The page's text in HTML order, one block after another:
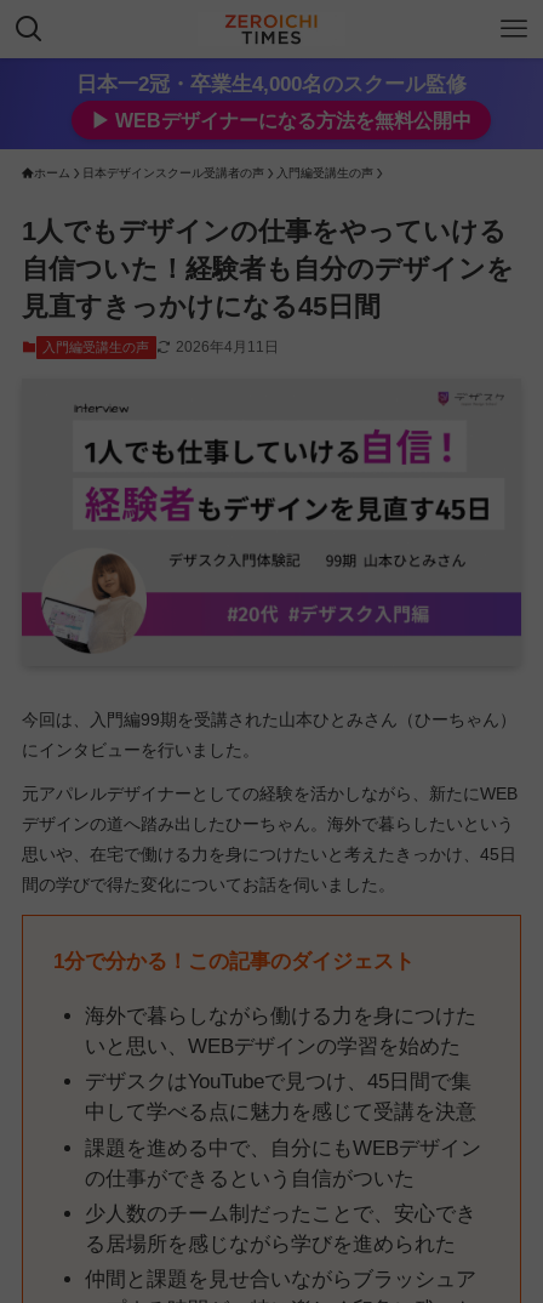
日本一2冠・卒業生4,000名のスクール監修
▶︎ WEBデザイナーになる方法を無料公開中
ホーム 日本デザインスクール受講者の声 入門編受講生の声
1人でもデザインの仕事をやっていける
自信ついた！経験者も自分のデザインを
見直すきっかけになる45日間
入門編受講生の声 2026年4月11日
今回は、入門編99期を受講された山本ひとみさん（ひーちゃん）
にインタビューを行いました。
元アパレルデザイナーとしての経験を活かしながら、新たにWEB
デザインの道へ踏み出したひーちゃん。海外で暮らしたいという
思いや、在宅で働ける力を身につけたいと考えたきっかけ、45日
間の学びで得た変化についてお話を伺いました。
1分で分かる！この記事のダイジェスト
海外で暮らしながら働ける力を身につけた
いと思い、WEBデザインの学習を始めた
デザスクはYouTubeで見つけ、45日間で集
中して学べる点に魅力を感じて受講を決意
課題を進める中で、自分にもWEBデザイン
の仕事ができるという自信がついた
少人数のチーム制だったことで、安心でき
る居場所を感じながら学びを進められた
仲間と課題を見せ合いながらブラッシュア